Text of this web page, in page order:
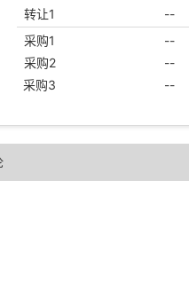
转让1
--
采购1
--
采购2
--
采购3
--